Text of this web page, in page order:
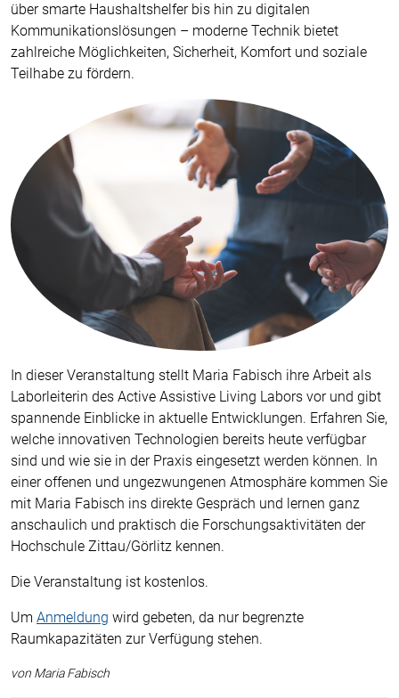
über smarte Haushaltshelfer bis hin zu digitalen
Kommunikationslösungen – moderne Technik bietet
zahlreiche Möglichkeiten, Sicherheit, Komfort und soziale
Teilhabe zu fördern.
In dieser Veranstaltung stellt Maria Fabisch ihre Arbeit als
Laborleiterin des Active Assistive Living Labors vor und gibt
spannende Einblicke in aktuelle Entwicklungen. Erfahren Sie,
welche innovativen Technologien bereits heute verfügbar
sind und wie sie in der Praxis eingesetzt werden können. In
einer offenen und ungezwungenen Atmosphäre kommen Sie
mit Maria Fabisch ins direkte Gespräch und lernen ganz
anschaulich und praktisch die Forschungsaktivitäten der
Hochschule Zittau/Görlitz kennen.
Die Veranstaltung ist kostenlos.
Um Anmeldung wird gebeten, da nur begrenzte
Raumkapazitäten zur Verfügung stehen.
von Maria Fabisch